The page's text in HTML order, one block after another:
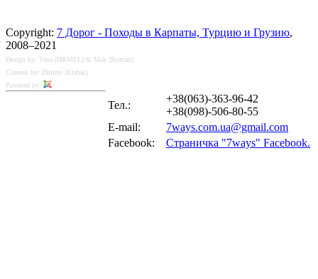
Copyright: 7 Дорог - Походы в Карпаты, Турцию и Грузию,
2008–2021
Design by: Yana [HRMFL] & Max [Romah]
Content by: Dmitry [Krabat]
Powered by:
Тел.:
+38(063)-363-96-42
+38(098)-506-80-55
E-mail:
7ways.com.ua@gmail.com
Facebook:
Страничка "7ways" Facebook.